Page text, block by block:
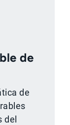
de
de
del